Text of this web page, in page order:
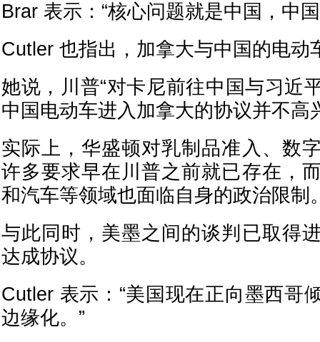
Brar 表示：“核心问题就是中国，中
Cutler 也指出，加拿大与中国的电动
她说，川普“对卡尼前往中国与习近
中国电动车进入加拿大的协议并不高
实际上，华盛顿对乳制品准入、数
许多要求早在川普之前就已存在，
和汽车等领域也面临自身的政治限制
与此同时，美墨之间的谈判已取得
达成协议。
Cutler 表示：“美国现在正向墨西哥
边缘化。”